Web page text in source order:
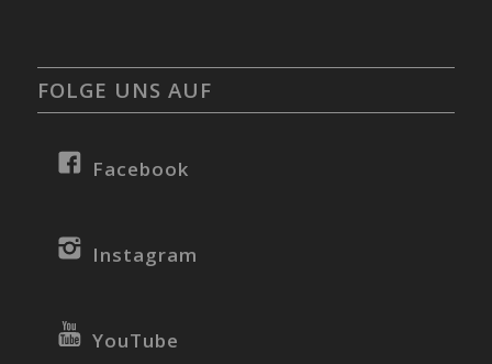
FOLGE UNS AUF
Facebook
Instagram
YouTube